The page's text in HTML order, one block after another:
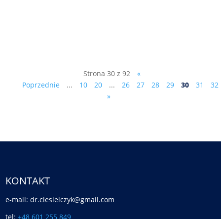
Strona 30 z 92
«
Poprzednie
... 10 20 ... 26 27 28 29 30 31
32
»
KONTAKT
e-mail: dr.ciesielczyk@gmail.com
tel:+48 601 255 849